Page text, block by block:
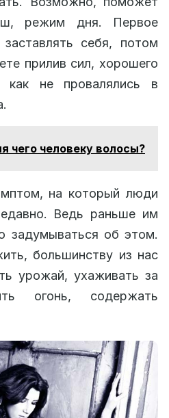
режим дня. Первое
себя, потом
прилив сил, хорошего
как не провалялись в
чего человеку волосы?
на который люди
Ведь раньше им
задумываться об этом.
большинству из нас
урожай, ухаживать за
огонь, содержать